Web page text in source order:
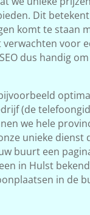
Dit
komt te staan
voor
dus handig
(de
we hele
unieke dienst
buurt een
in Hulst
in de